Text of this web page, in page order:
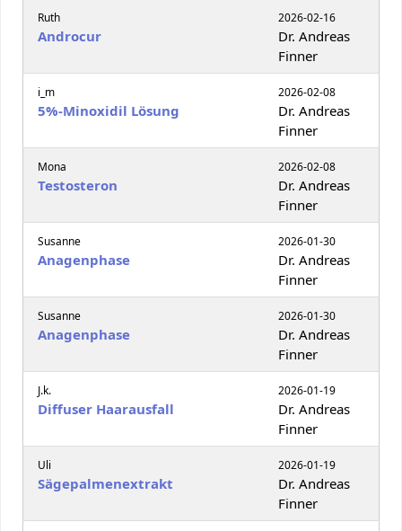
Ruth
Androcur
2026-02-16
Dr. Andreas
Finner
i_m
5%-Minoxidil Lösung
2026-02-08
Dr. Andreas
Finner
Mona
Testosteron
2026-02-08
Dr. Andreas
Finner
Susanne
Anagenphase
2026-01-30
Dr. Andreas
Finner
Susanne
Anagenphase
2026-01-30
Dr. Andreas
Finner
J.k.
Diffuser Haarausfall
2026-01-19
Dr. Andreas
Finner
Uli
Sägepalmenextrakt
2026-01-19
Dr. Andreas
Finner